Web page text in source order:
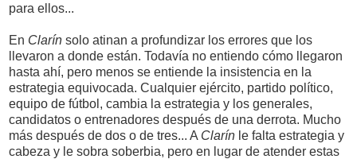
para ellos...
En Clarín solo atinan a profundizar los errores que los
llevaron a donde están. Todavía no entiendo cómo llegaron
hasta ahí, pero menos se entiende la insistencia en la
estrategia equivocada. Cualquier ejército, partido político,
equipo de fútbol, cambia la estrategia y los generales,
candidatos o entrenadores después de una derrota. Mucho
más después de dos o de tres... A Clarín le falta estrategia y
cabeza y le sobra soberbia, pero en lugar de atender estas